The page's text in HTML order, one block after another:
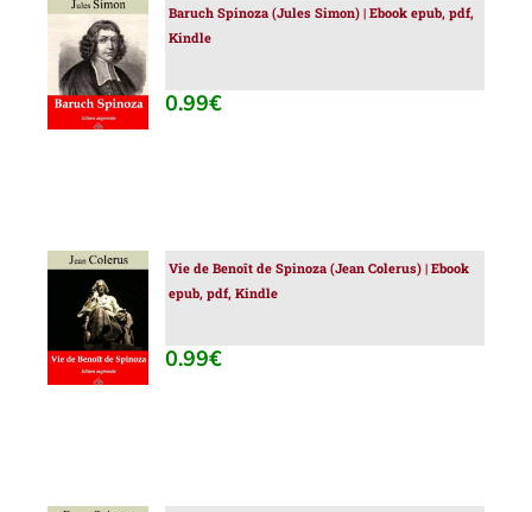
AJOUTER
AU
PANIER
/
DÉTAILS
Baruch Spinoza (Jules Simon) | Ebook epub, pdf,
Kindle
0.99€
AJOUTER
AU
PANIER
/
DÉTAILS
Vie de Benoît de Spinoza (Jean Colerus) | Ebook
epub, pdf, Kindle
0.99€